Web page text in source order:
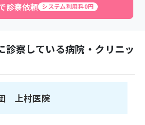
診察依頼 システム利用料0円
診察している病院・クリニッ
上村医院